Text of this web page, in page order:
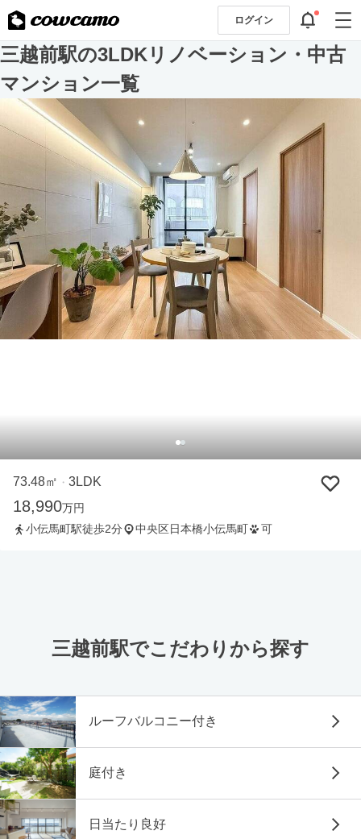
ログイン
三越前駅の3LDKリノベーション・中古
マンション一覧
73.48㎡ ・ 3LDK
18,990万円
小伝馬町駅徒歩2分
中央区日本橋小伝馬町 可
三越前駅でこだわりから探す
ルーフバルコニー付き
庭付き
日当たり良好